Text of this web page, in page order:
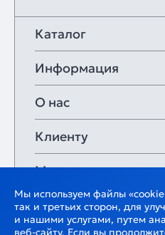
Каталог
Информация
О нас
Клиенту
Мои закладки
Мы используем файлы
так и третьих сторон, для
и нашими услугами, путем
веб-сайту. Если вы